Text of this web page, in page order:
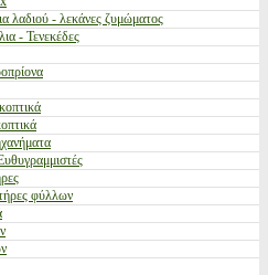
λαδιού - λεκάνες ζυμώματος
- Τενεκέδες
φύλλων